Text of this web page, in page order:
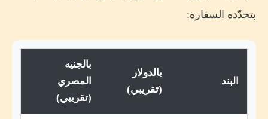
بتحدّده السفارة:
البند
بالدولار
(تقريبي)
بالجنيه
المصري
(تقريبي)